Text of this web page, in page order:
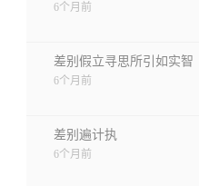
6个月前
差别假立寻思所引如实智
6个月前
差别遍计执
6个月前